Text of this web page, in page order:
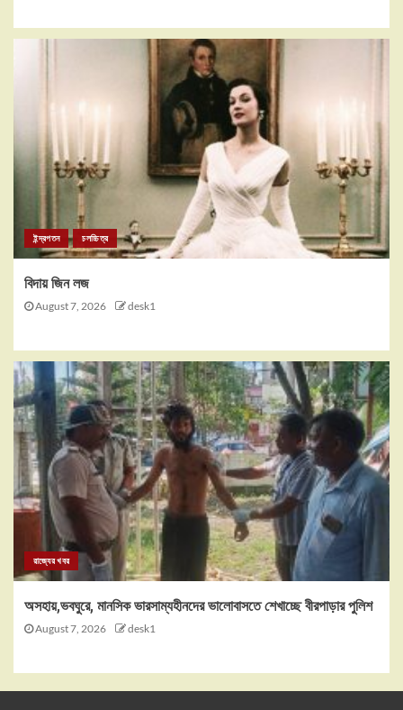
ইন্দ্রপতন চলচ্চিত্র
বিদায় জিন লজ
August 7, 2026 desk1
রাজ্যের খবর
অসহায়,ভবঘুরে, মানসিক ভারসাম্যহীনদের ভালোবাসতে শেখাচ্ছে বীরপাড়ার পুলিশ
August 7, 2026 desk1